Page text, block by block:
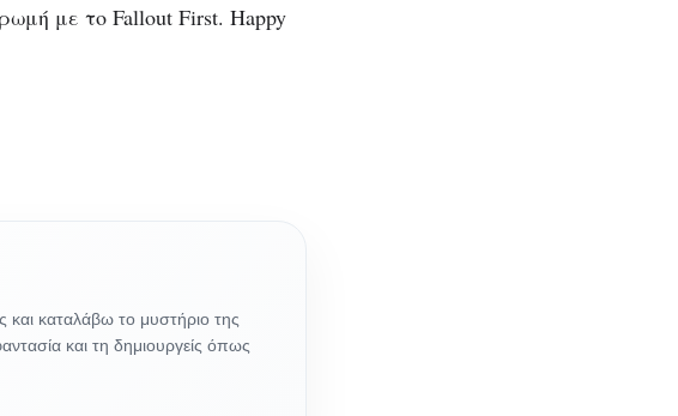
με το Fallout First. Happy
και καταλάβω το μυστήριο της
και τη δημιουργείς όπως